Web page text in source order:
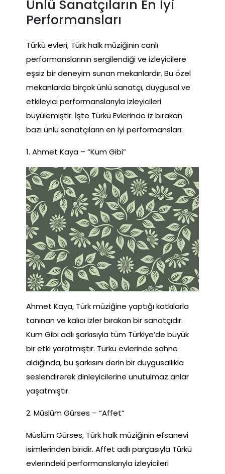
Ünlü Sanatçıların En İyi
Performansları
Türkü evleri, Türk halk müziğinin canlı
performanslarının sergilendiği ve izleyicilere
eşsiz bir deneyim sunan mekanlardır. Bu özel
mekanlarda birçok ünlü sanatçı, duygusal ve
etkileyici performanslarıyla izleyicileri
büyülemiştir. İşte Türkü Evlerinde iz bırakan
bazı ünlü sanatçıların en iyi performansları:
1. Ahmet Kaya – “Kum Gibi”
Ahmet Kaya, Türk müziğine yaptığı katkılarla
tanınan ve kalıcı izler bırakan bir sanatçıdır.
Kum Gibi adlı şarkısıyla tüm Türkiye’de büyük
bir etki yaratmıştır. Türkü evlerinde sahne
aldığında, bu şarkısını derin bir duygusallıkla
seslendirerek dinleyicilerine unutulmaz anlar
yaşatmıştır.
2. Müslüm Gürses – “Affet”
Müslüm Gürses, Türk halk müziğinin efsanevi
isimlerinden biridir. Affet adlı parçasıyla Türkü
evlerindeki performanslarıyla izleyicileri